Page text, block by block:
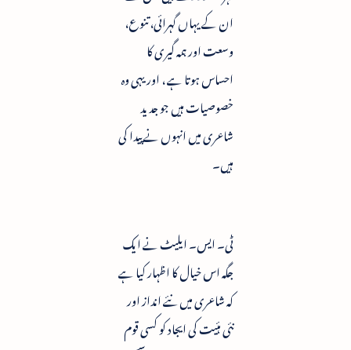
ان کے یہاں گہرائی، تنوع،
وسعت اور ہمہ گیری کا
احساس ہوتا ہے ، اور یہی وہ
خصوصیات ہیں جو جدید
شاعری میں انہوں نے پیدا کی
ہیں۔
ٹی۔ ایس۔ ایلیٹ نے ایک
جگہ اس خیال کا اظہار کیا ہے
کہ شاعری میں نئے انداز اور
نئی ہئیت کی ایجاد کو کسی قوم